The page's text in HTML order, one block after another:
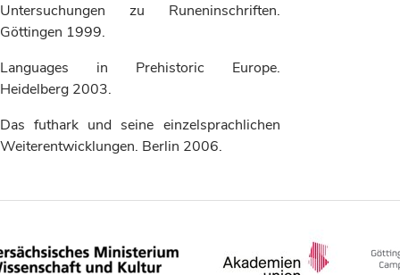
Untersuchungen zu Runeninschriften.
Göttingen 1999.
Languages in Prehistoric Europe.
Heidelberg 2003.
Das futhark und seine einzelsprachlichen
Weiterentwicklungen. Berlin 2006.